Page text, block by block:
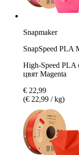
Snapmaker
SnapSpeed PLA
High-Speed PLA
цвят Magenta
€ 22,99
(€ 22,99 / kg)